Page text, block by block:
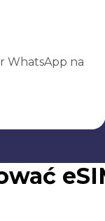
WhatsApp na